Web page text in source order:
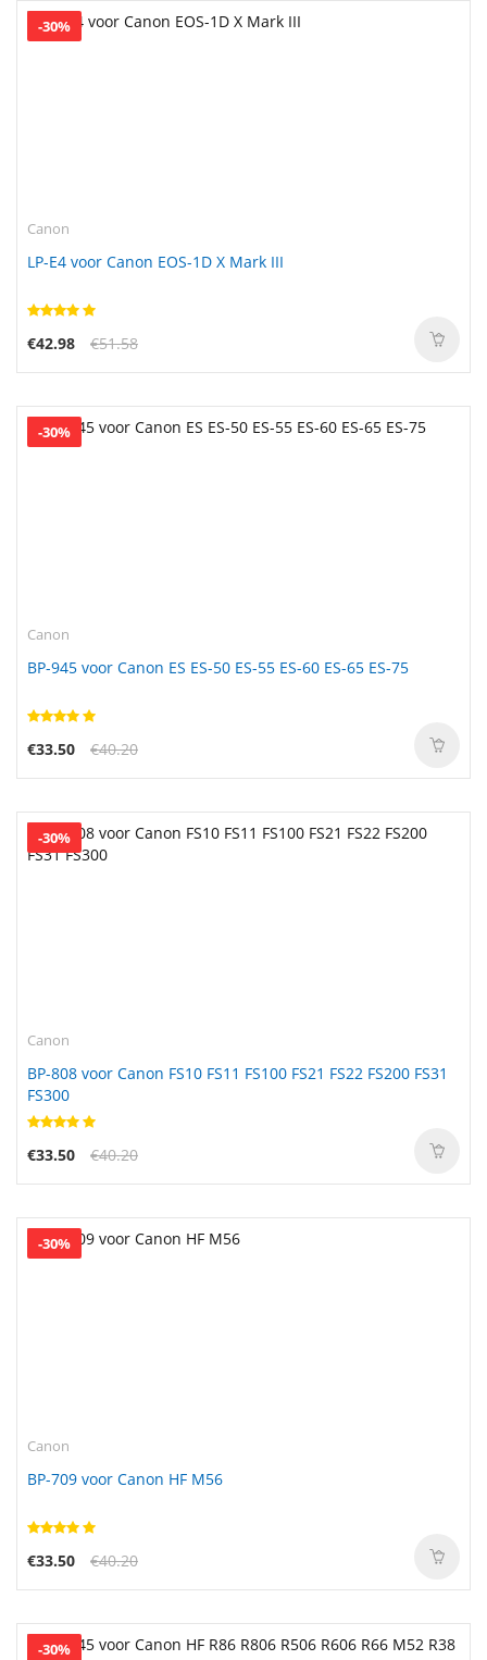
-30%
Canon
LP-E4 voor Canon EOS-1D X Mark III
€42.98 €51.58
-30%
Canon
BP-945 voor Canon ES ES-50 ES-55 ES-60 ES-65 ES-75
€33.50 €40.20
-30%
Canon
BP-808 voor Canon FS10 FS11 FS100 FS21 FS22 FS200 FS31
FS300
€33.50 €40.20
-30%
Canon
BP-709 voor Canon HF M56
€33.50 €40.20
-30%